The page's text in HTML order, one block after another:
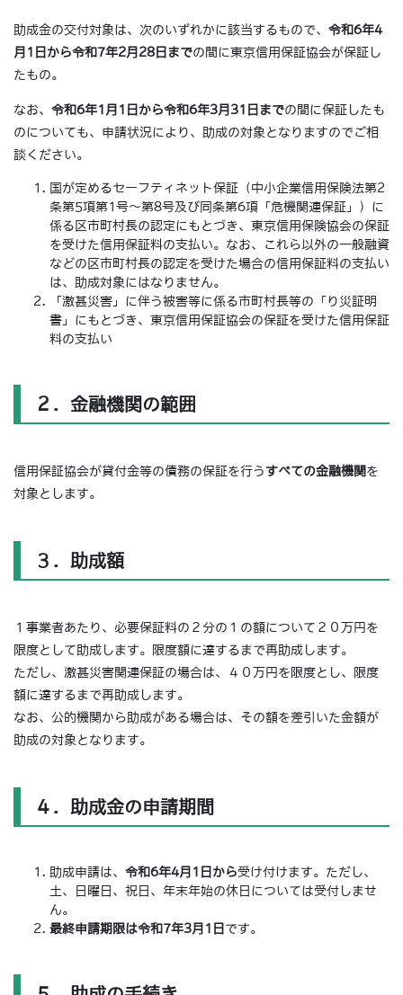
助成金の交付対象は、次のいずれかに該当するもので、 令和6年4
月1日から令和7年2月28日までの間に東京信用保証協会が保証し
たもの。
なお、 令和6年1月1日から令和6年3月31日までの間に保証したも
のについても、申請状況により、助成の対象となりますのでご相
談ください。
国が定めるセーフティネット保証（中小企業信用保険法第2
条第5項第1号～第8号及び同条第6項「危機関連保証」）に
係る区市町村長の認定にもとづき、東京信用保険協会の保証
を受けた信用保証料の支払い。なお、これら以外の一般融資
などの区市町村長の認定を受けた場合の信用保証料の支払い
は、助成対象にはなりません。
「激甚災害」に伴う被害等に係る市町村長等の「り災証明
書」にもとづき、東京信用保証協会の保証を受けた信用保証
料の支払い
２．金融機関の範囲
信用保証協会が貸付金等の債務の保証を行う すべての金融機関 を
対象とします。
３．助成額
１事業者あたり、必要保証料の２分の１の額について２０万円を
限度として助成します。限度額に達するまで再助成します。
ただし、激甚災害関連保証の場合は、４０万円を限度とし、限度
額に達するまで再助成します。
なお、公的機関から助成がある場合は、その額を差引いた金額が
助成の対象となります。
４．助成金の申請期間
助成申請は、 令和6年4月1日から受け付けます。ただし、
土、日曜日、祝日、年末年始の休日については受付しませ
ん。
最終申請期限は令和7年3月1日 です。